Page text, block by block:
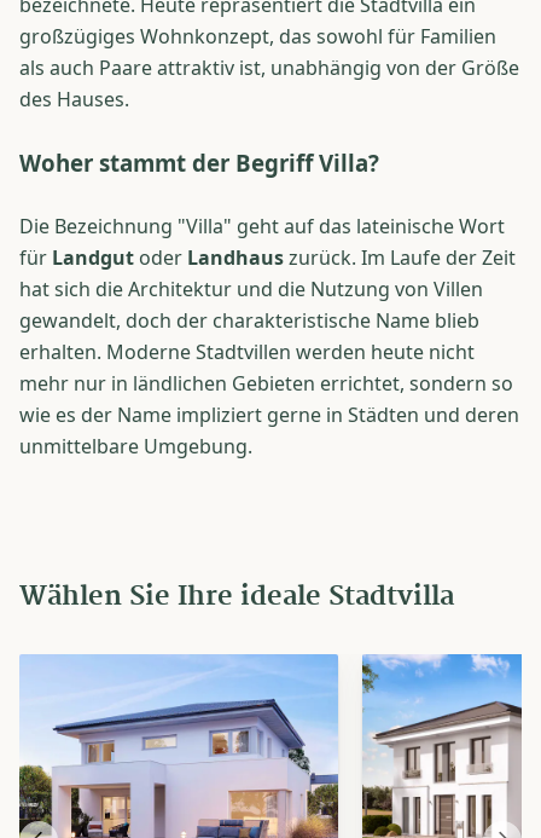
großzügiges Wohnkonzept, das sowohl für Familien
als auch Paare attraktiv ist, unabhängig von der Größe
des Hauses.
Woher stammt der Begriff Villa?
Die Bezeichnung "Villa" geht auf das lateinische Wort
für Landgut oder Landhauszurück. Im Laufe der Zeit
hat sich die Architektur und die Nutzung von Villen
gewandelt, doch der charakteristische Name blieb
erhalten. Moderne Stadtvillen werden heute nicht
mehr nur in ländlichen Gebieten errichtet, sondern so
wie es der Name impliziert gerne in Städten und deren
unmittelbare Umgebung.
Wählen Sie Ihre ideale Stadtvilla